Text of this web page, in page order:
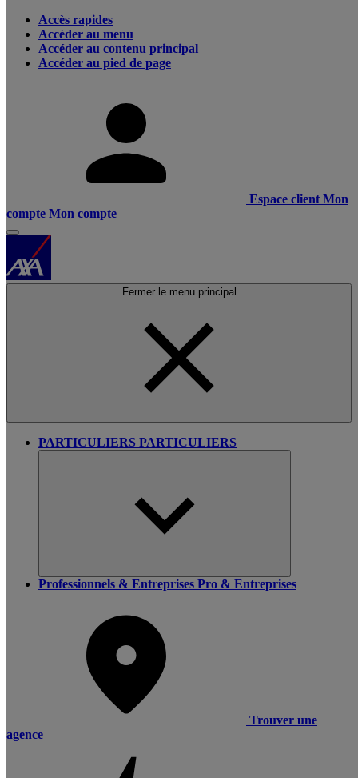
Accès rapides
Accéder au menu
Accéder au contenu principal
Accéder au pied de page
Espace client Mon
compte Mon compte
Fermer le menu principal
PARTICULIERS PARTICULIERS
Professionnels & Entreprises Pro & Entreprises
Trouver une
agence